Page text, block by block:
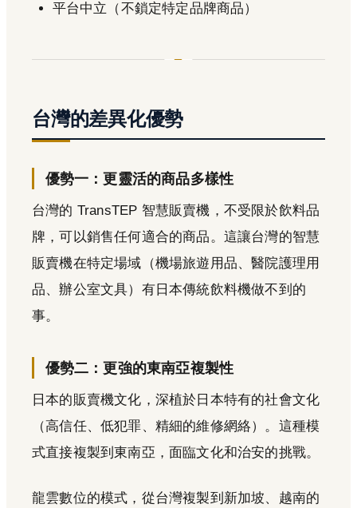
平台中立（不鎖定特定品牌商品）
台灣的差異化優勢
優勢一：更靈活的商品多樣性
台灣的 TransTEP 智慧販賣機，不受限於飲料品
牌，可以銷售任何適合的商品。這讓台灣的智慧
販賣機在特定場域（機場旅遊用品、醫院護理用
品、辦公室文具）有日本傳統飲料機做不到的
事。
優勢二：更強的東南亞複製性
日本的販賣機文化，深植於日本特有的社會文化
（高信任、低犯罪、精細的維修網絡）。這種模
式直接複製到東南亞，面臨文化和治安的挑戰。
龍雲數位的模式，從台灣複製到新加坡、越南的